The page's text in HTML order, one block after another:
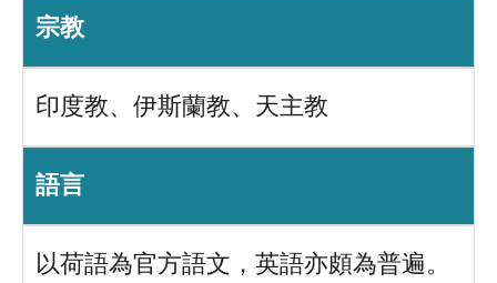
宗教
印度教、伊斯蘭教、天主教
語言
以荷語為官方語文，英語亦頗為普遍。